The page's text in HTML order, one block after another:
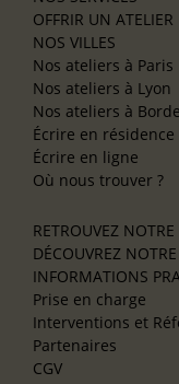
OFFRIR UN ATELIER
NOS VILLES
Nos ateliers à Paris
Nos ateliers à Lyon
Nos ateliers à
Écrire en résidence
Écrire en ligne
Où nous trouver ?
RETROUVEZ
DÉCOUVREZ
INFORMATIONS
Prise en charge
Interventions et
Partenaires
CGV